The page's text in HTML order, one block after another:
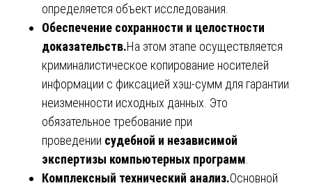
определяется объект исследования.
Обеспечение сохранности и целостности
доказательств.На этом этапе осуществляется
криминалистическое копирование носителей
информации с фиксацией хэш-сумм для гарантии
неизменности исходных данных. Это
обязательное требование при
проведении судебной и независимой
экспертизы компьютерных программ
Комплексный технический анализ.Основной